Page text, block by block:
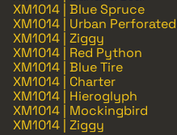
XM1014 | Blue Spruce
XM1014 | Urban Perforated
XM1014 | Ziggy
XM1014 | Red Python
XM1014 | Blue Tire
XM1014 | Charter
XM1014 | Hieroglyph
XM1014 | Mockingbird
XM1014 | Ziggy